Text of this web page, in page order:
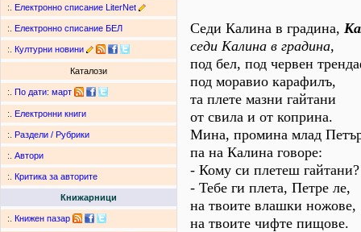
:. Електронно списание LiterNet
:. Електронно списание БЕЛ
:. Културни новини
Каталози
:. По дати: март
:. Електронни книги
:. Раздели / Рубрики
:. Автори
:. Критика за авторите
Книжарници
:. Книжен пазар
Седи Калина в градина,
седи Калина в градина,
под бел, под червен
под моравио карафилъ,
та плете мазни гайтани
от свила и от коприна.
Мина, промина млад
па на Калина говоре:
- Кому си плетеш гайтани?
- Тебе ги плета, Петре ле,
на твоите влашки ножове,
на твоите чифте пищове.